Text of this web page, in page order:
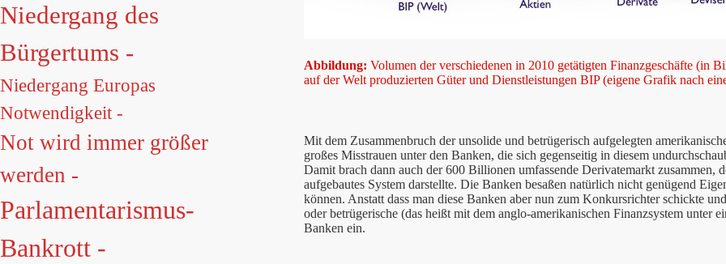
Abbildung: Volumen der verschiedenen in 2010 getätigten Finanzgeschäfte (in
auf der Welt produzierten Güter und Dienstleistungen BIP (eigene Grafik nach
Mit dem Zusammenbruch der unsolide und betrügerisch aufgelegten
großes Misstrauen unter den Banken, die sich gegenseitig in diesem
Damit brach dann auch der 600 Billionen umfassende Derivatemarkt zusammen,
aufgebautes System darstellte. Die Banken besaßen natürlich nicht genügend
können. Anstatt dass man diese Banken aber nun zum Konkursrichter schickte
oder betrügerische (das heißt mit dem anglo-amerikanischen Finanzsystem unter
Banken ein.
Niedergang des
Bürgertums -
Niedergang Europas
Notwendigkeit -
Not wird immer größer
werden -
Parlamentarismus-
Bankrott -